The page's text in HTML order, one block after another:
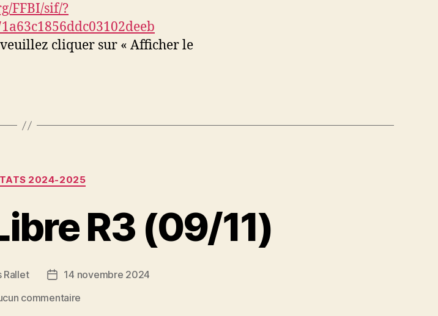
FFBI/sif/?
cliquer sur « Afficher le
Catégories
2024-2025
R3 (09/11)
Rallet
Date
l’article
14 novembre 2024
commentaire